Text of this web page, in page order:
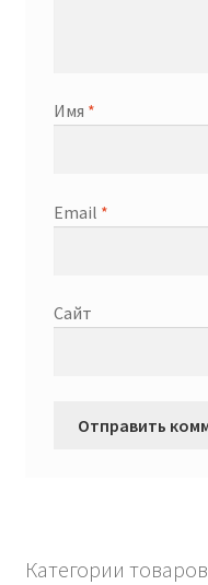
Имя *
Email *
Сайт
Категории товаров